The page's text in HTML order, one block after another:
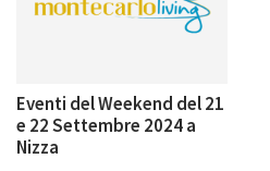
Eventi del Weekend del 21
e 22 Settembre 2024 a
Nizza